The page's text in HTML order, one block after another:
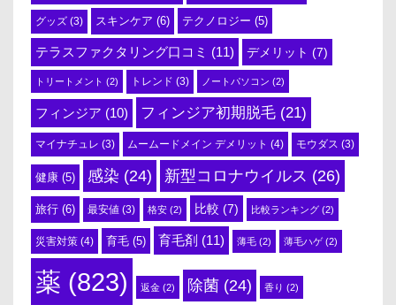
グッズ (3) スキンケア (6) テクノロジー (5)
テラスファクタリング口コミ (11) デメリット (7)
トリートメント (2) トレンド (3) ノートパソコン (2)
フィンジア (10) フィンジア初期脱毛 (21)
マイナチュレ (3) ムームードメイン デメリット (4) モウダス (3)
健康 (5) 感染 (24) 新型コロナウイルス (26)
旅行 (6) 最安値 (3) 格安 (2) 比較 (7) 比較ランキング (2)
災害対策 (4) 育毛 (5) 育毛剤 (11) 薄毛 (2) 薄毛ハゲ(2)
薬 (823) 返金 (2) 除菌 (24) 香り (2)